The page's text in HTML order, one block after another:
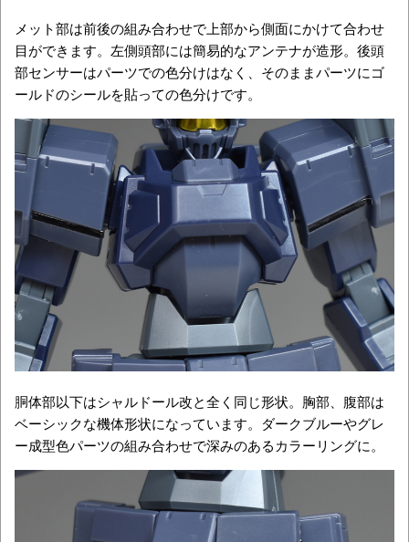
メット部は前後の組み合わせで上部から側面にかけて合わせ
目ができます。左側頭部には簡易的なアンテナが造形。後頭
部センサーはパーツでの色分けはなく、そのままパーツにゴ
ールドのシールを貼っての色分けです。
胴体部以下はシャルドール改と全く同じ形状。胸部、腹部は
ベーシックな機体形状になっています。ダークブルーやグレ
ー成型色パーツの組み合わせで深みのあるカラーリングに。